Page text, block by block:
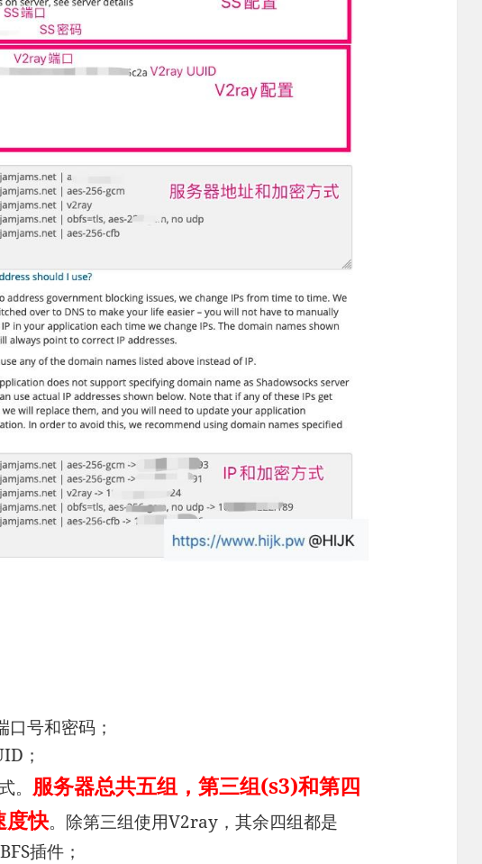
号和密码；
；
。 服务器总共五组，第三组(s3)和第四
度快。除第三组使用V2ray，其余四组都是
插件；